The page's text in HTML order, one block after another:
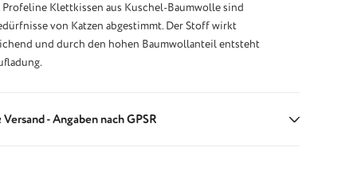
Klettkissen aus Kuschel-Baumwolle sind
von Katzen abgestimmt. Der Stoff wirkt
und durch den hohen Baumwollanteil entsteht
- Angaben nach GPSR